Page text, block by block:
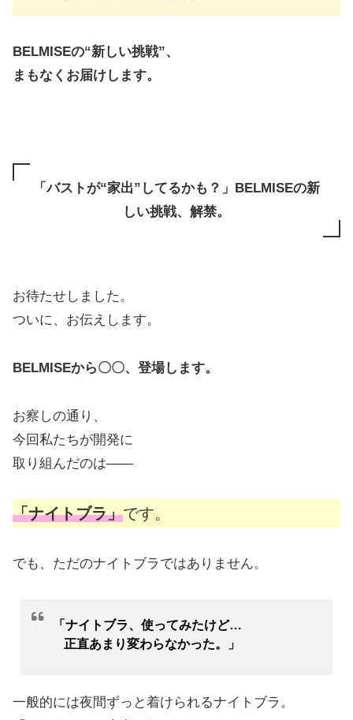
BELMISEの“新しい挑戦”、
まもなくお届けします。
「バストが“家出”してるかも？」BELMISEの新
しい挑戦、解禁。
お待たせしました。
ついに、お伝えします。
BELMISEから〇〇、登場します。
お察しの通り、
今回私たちが開発に
取り組んだのは——
「ナイトブラ」です。
でも、ただのナイトブラではありません。
「ナイトブラ、使ってみたけど…
正直あまり変わらなかった。」
一般的には夜間ずっと着けられるナイトブラ。